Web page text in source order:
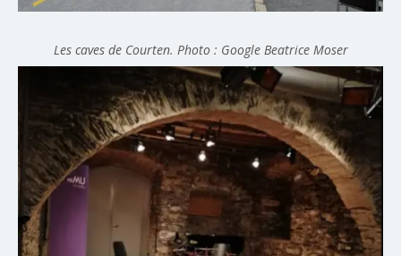
Les caves de Courten. Photo : Google Beatrice Moser